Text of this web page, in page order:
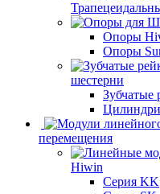
Опоры
Опоры
шестерни
Зубчатые
перемещения
Hiwin
Серия KK